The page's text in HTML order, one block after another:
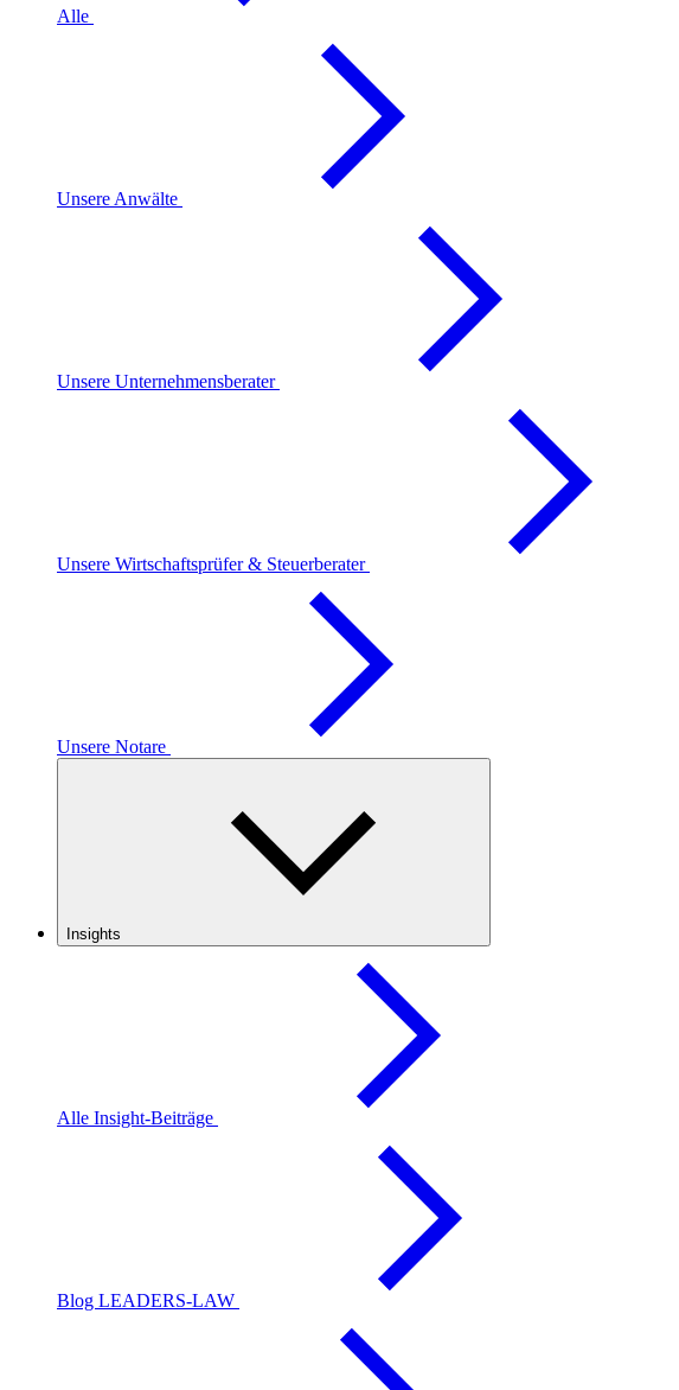
Alle
Unsere Anwälte
Unsere Unternehmensberater
Unsere Wirtschaftsprüfer & Steuerberater
Unsere Notare
Insights
Alle Insight-Beiträge
Blog LEADERS-LAW